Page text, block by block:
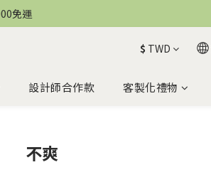
免運
$ TWD
設計師合作款 客製化禮物
不爽